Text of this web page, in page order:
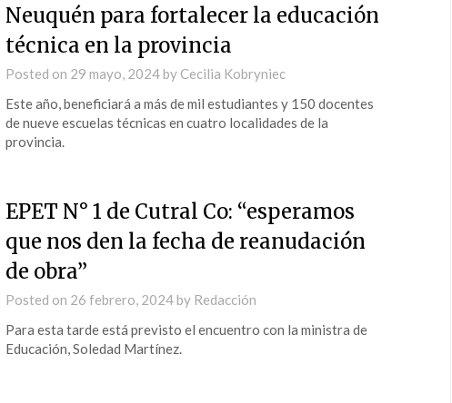
Neuquén para fortalecer la educación
técnica en la provincia
Posted on 29 mayo, 2024by Cecilia Kobryniec
Este año, beneficiará a más de mil estudiantes y 150 docentes
de nueve escuelas técnicas en cuatro localidades de la
provincia.
EPET N° 1 de Cutral Co: “esperamos
que nos den la fecha de reanudación
de obra”
Posted on 26 febrero, 2024by Redacción
Para esta tarde está previsto el encuentro con la ministra de
Educación, Soledad Martínez.